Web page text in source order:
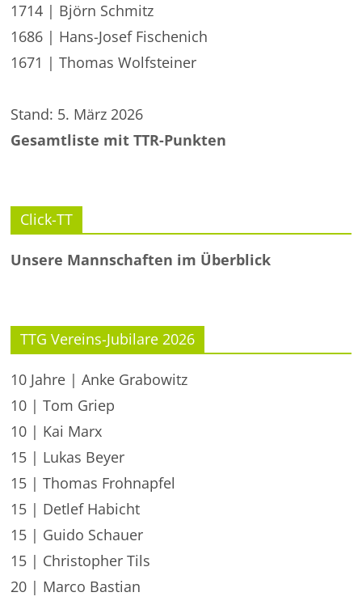
1714 | Björn Schmitz
1686 | Hans-Josef Fischenich
1671 | Thomas Wolfsteiner
Stand: 5. März 2026
Gesamtliste mit TTR-Punkten
Click-TT
Unsere Mannschaften im Überblick
TTG Vereins-Jubilare 2026
10 Jahre | Anke Grabowitz
10 | Tom Griep
10 | Kai Marx
15 | Lukas Beyer
15 | Thomas Frohnapfel
15 | Detlef Habicht
15 | Guido Schauer
15 | Christopher Tils
20 | Marco Bastian